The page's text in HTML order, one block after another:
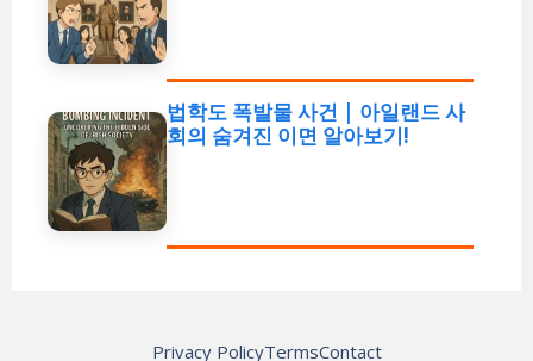
법학도 폭발물 사건 | 아일랜드 사
회의 숨겨진 이면 알아보기!
Privacy PolicyTermsContact